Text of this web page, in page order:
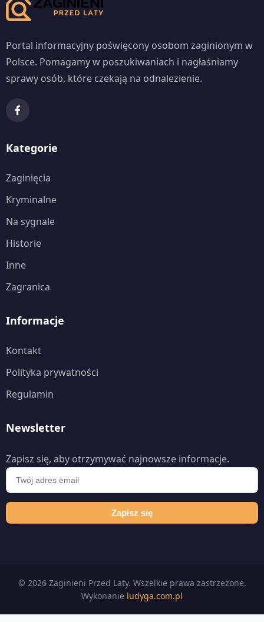
Portal informacyjny poświęcony osobom zaginionym w
Polsce. Pomagamy w poszukiwaniach i nagłaśniamy
sprawy osób, które czekają na odnalezienie.
Kategorie
Zaginięcia
Kryminalne
Na sygnale
Historie
Inne
Zagranica
Informacje
Kontakt
Polityka prywatności
Regulamin
Newsletter
Zapisz się, aby otrzymywać najnowsze informacje.
Zapisz się
© 2026 Zaginieni Przed Laty. Wszelkie prawa zastrzeżone.
Wykonanie ludyga.com.pl